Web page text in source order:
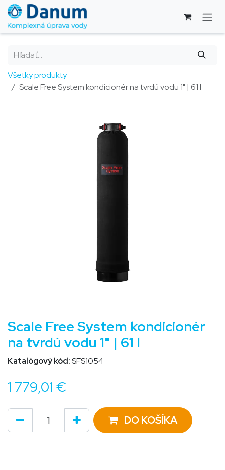
Skip to Content
Všetky produkty
Scale Free System kondicionér na tvrdú vodu 1" | 61 l
Scale Free System kondicionér
na tvrdú vodu 1" | 61 l
Katalógový kód:SFS1054
1 779,01 €
DO KOŠÍKA